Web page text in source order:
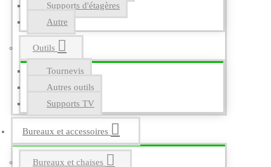
Supports d'étagères
Autre
Outils
Tournevis
Autres outils
Supports TV
Bureaux et accessoires
Bureaux et chaises